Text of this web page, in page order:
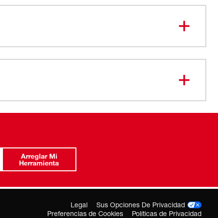
Arreglar Mi
Herramienta
Legal
Sus Opciones De Privacidad
Preferencias de Cookies
Políticas de Privacidad